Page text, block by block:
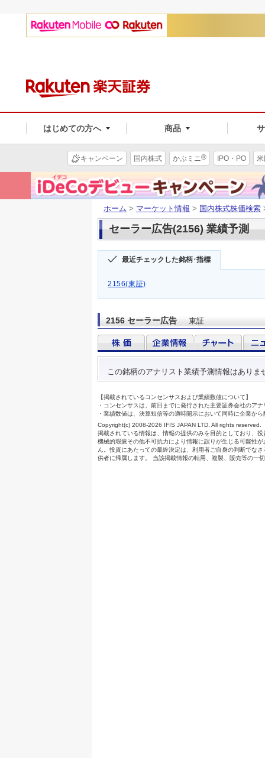
はじめての方へ 商品
キャンペーン 国内株式 かぶミニ® IPO・PO
ホーム > マーケット情報 > 国内株式株価検索
セーラー広告(2156) 業績予測
最近チェックした銘柄･指標
2156(東証)
2156 セーラー広告 東証